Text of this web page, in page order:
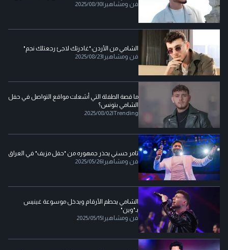
فن ومشاهير |
2025/08/30
الشامي من الأردن:"غادرتك لاجئ رجعتلك نجم"
فن ومشاهير |
2025/08/23
ما قصة الطفلة التي أشعلت مواقع التواصل في حفل
الشامي بتونس؟
Trending
|
2025/08/02
تامر حسني يحذر جمهوره من "حفل مزيف" في العراق
فن ومشاهير |
2025/05/26
الشامي يحطم الأرقام ويدخل موسوعة غينيس
بـ"وين"
فن ومشاهير |
2025/05/15